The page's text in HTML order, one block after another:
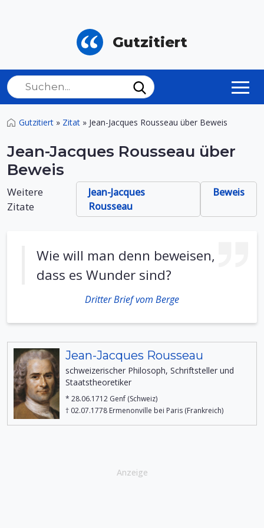
Gutzitiert
Gutzitiert » Zitat » Jean-Jacques Rousseau über Beweis
Jean-Jacques Rousseau über
Beweis
Weitere
Zitate
Jean-Jacques
Rousseau
Beweis
Wie will man denn beweisen,
dass es Wunder sind?
Dritter Brief vom Berge
Jean-Jacques Rousseau
schweizerischer Philosoph, Schriftsteller und
Staatstheoretiker
* 28.06.1712 Genf (Schweiz)
† 02.07.1778 Ermenonville bei Paris (Frankreich)
Anzeige